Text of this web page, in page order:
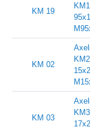
KM 19
KM 02
KM 03